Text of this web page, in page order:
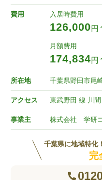
費用 入居時費用
126,000円
月額費用
174,834円
所在地 千葉県野田市尾
アクセス 東武野田 線 川
事業主 株式会社 学研
千葉県に地域特化
完